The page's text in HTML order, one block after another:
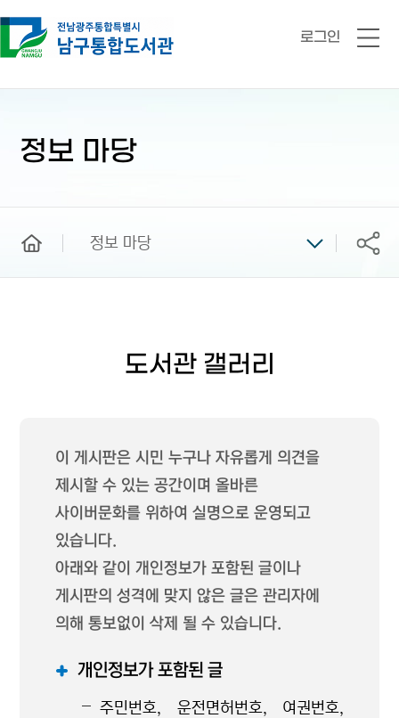
로그인
전
정보 마당
정보 마당 공유
도서관 갤러리
이 게시판은 시민 누구나 자유롭게 의견을
제시할 수 있는 공간이며 올바른
사이버문화를 위하여 실명으로 운영되고
있습니다.
아래와 같이 개인정보가 포함된 글이나
게시판의 성격에 맞지 않은 글은 관리자에
의해 통보없이 삭제 될 수 있습니다.
개인정보가 포함된 글
주민번호, 운전면허번호, 여권번호,